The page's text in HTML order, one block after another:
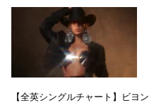
【全英シングルチャート】ビヨン